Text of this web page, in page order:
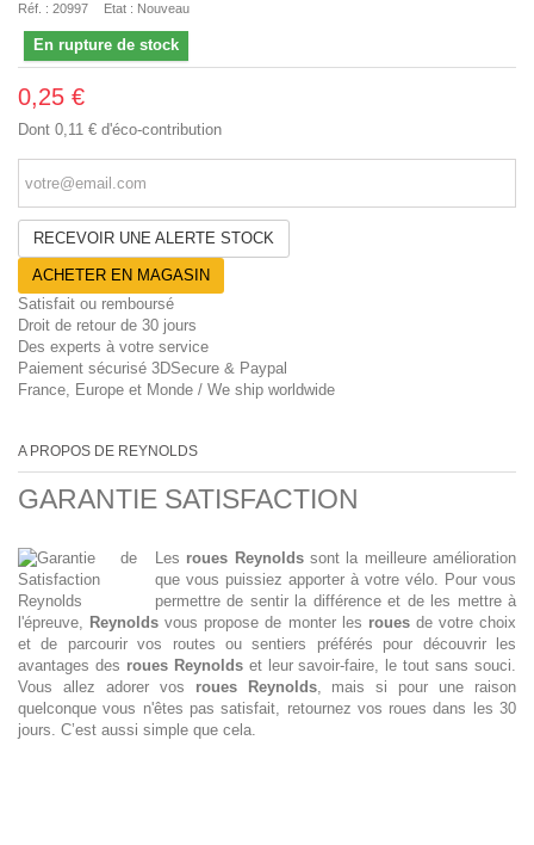
Réf. : 20997 Etat : Nouveau
En rupture de stock
0,25 €
Dont 0,11 € d'éco-contribution
RECEVOIR UNE ALERTE STOCK
ACHETER EN MAGASIN
Satisfait ou remboursé
Droit de retour de 30 jours
Des experts à votre service
Paiement sécurisé 3DSecure & Paypal
France, Europe et Monde / We ship worldwide
A PROPOS DE REYNOLDS
GARANTIE SATISFACTION
Les roues Reynoldssont la meilleure amélioration
que vous puissiez apporter à votre vélo. Pour vous
permettre de sentir la différence et de les mettre à
l'épreuve, Reynolds vous propose de monter les rouesde votre choix
et de parcourir vos routes ou sentiers préférés pour découvrir les
avantages des roues Reynoldset leur savoir-faire, le tout sans souci.
Vous allez adorer vos roues Reynolds, mais si pour une raison
quelconque vous n'êtes pas satisfait, retournez vos roues dans les 30
jours. C’est aussi simple que cela.